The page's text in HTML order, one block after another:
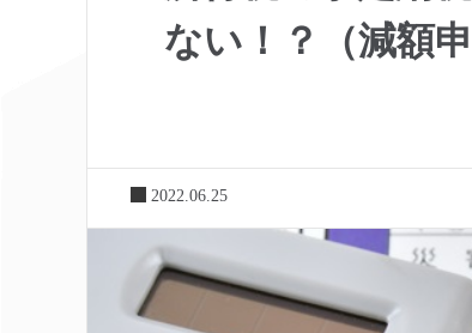
ない！？（減額
2022.06.25